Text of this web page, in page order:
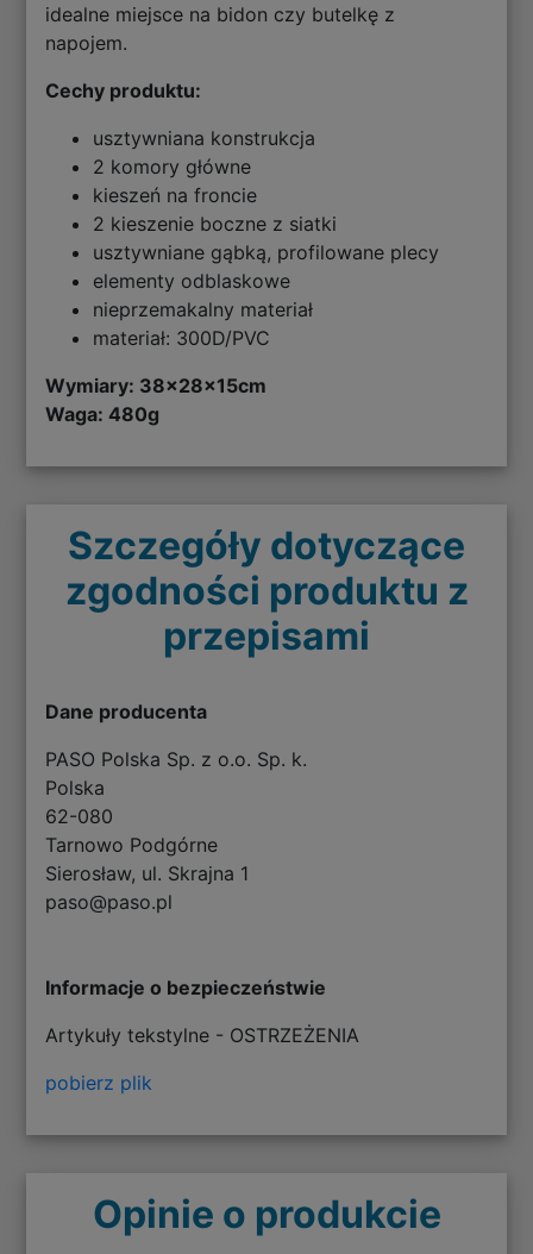
idealne miejsce na bidon czy butelkę z
napojem.
Cechy produktu:
usztywniana konstrukcja
2 komory główne
kieszeń na froncie
2 kieszenie boczne z siatki
usztywniane gąbką, profilowane plecy
elementy odblaskowe
nieprzemakalny materiał
materiał: 300D/PVC
Wymiary: 38x28x15cm
Waga: 480g
Szczegóły dotyczące
zgodności produktu z
przepisami
Dane producenta
PASO Polska Sp. z o.o. Sp. k.
Polska
62-080
Tarnowo Podgórne
Sierosław, ul. Skrajna 1
paso@paso.pl
Informacje o bezpieczeństwie
Artykuły tekstylne - OSTRZEŻENIA
pobierz plik
Opinie o produkcie